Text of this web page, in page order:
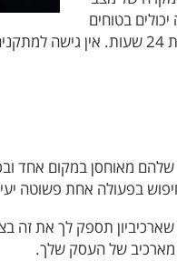
בטוחים
כי מתקני האחסון מוגנים מפני שריפות או נזקי הטבע.
מאוחסן במקום אחד
בפעולה אחת פשוטה
תספק לך את זה
מארכיב של העסק שלך.